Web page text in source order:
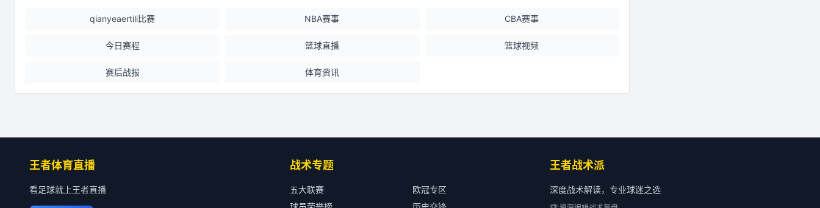
qianyeaertili比赛 NBA赛事 CBA赛事
今日赛程 篮球直播 篮球视频
赛后战报 体育资讯
王者体育直播
看足球就上王者直播
战术专题
五大联赛
欧冠专区
王者战术派
深度战术解读，专业球迷之选